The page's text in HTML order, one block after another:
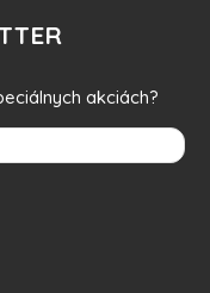
akciách?